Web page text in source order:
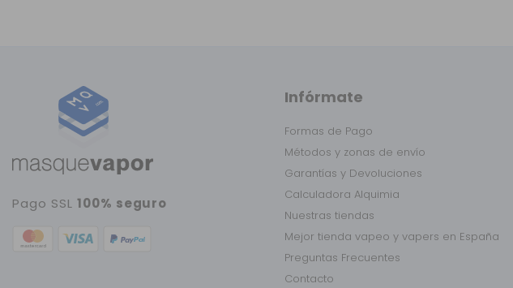
Pago SSL 100% seguro
Infórmate
Formas de Pago
Métodos y zonas de envío
Garantías y Devoluciones
Calculadora Alquimia
Nuestras tiendas
Mejor tienda vapeo y vapers en España
Preguntas Frecuentes
Contacto